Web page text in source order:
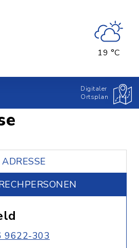
19 °C
Digitaler
Ortsplan
ADRESSE
9622-303